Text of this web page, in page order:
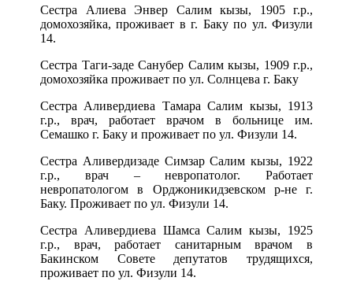
Сестра Алиева Энвер Салим кызы, 1905 г.р.,
домохозяйка, проживает в г. Баку по ул. Физули
14.
Сестра Таги-заде Санубер Салим кызы, 1909 г.р.,
домохозяйка проживает по ул. Солнцева г. Баку
Сестра Аливердиева Тамара Салим кызы, 1913
г.р., врач, работает врачом в больнице им.
Семашко г. Баку и проживает по ул. Физули 14.
Сестра Аливердизаде Симзар Салим кызы, 1922
г.р., врач – невропатолог. Работает
невропатологом в Орджоникидзевском р-не г.
Баку. Проживает по ул. Физули 14.
Сестра Аливердиева Шамса Салим кызы, 1925
г.р., врач, работает санитарным врачом в
Бакинском Совете депутатов трудящихся,
проживает по ул. Физули 14.